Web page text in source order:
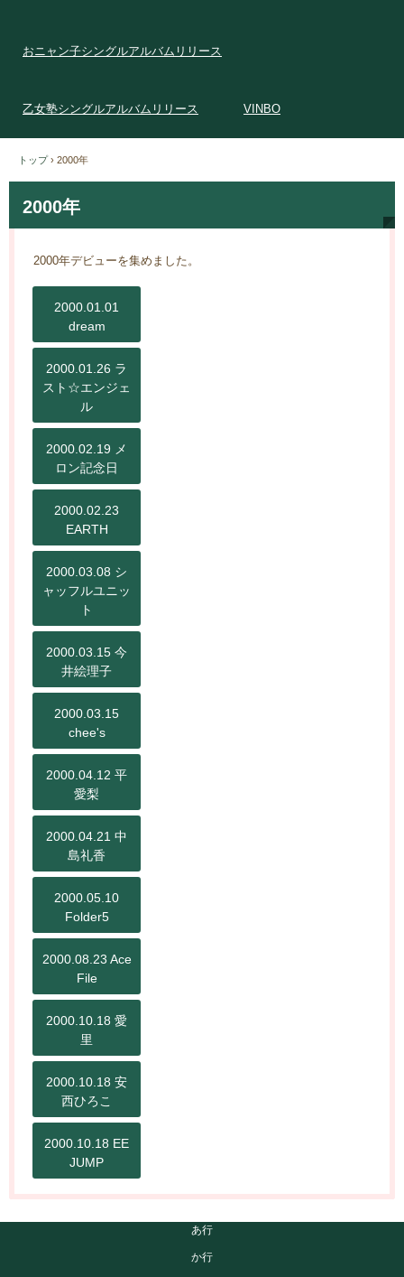
おニャン子シングルアルバムリリース
乙女塾シングルアルバムリリース VINBO
トップ › 2000年
2000年
2000年デビューを集めました。
2000.01.01
dream
2000.01.26 ラ
スト☆エンジェ
ル
2000.02.19 メ
ロン記念日
2000.02.23
EARTH
2000.03.08 シ
ャッフルユニッ
ト
2000.03.15 今
井絵理子
2000.03.15
chee's
2000.04.12 平
愛梨
2000.04.21 中
島礼香
2000.05.10
Folder5
2000.08.23 Ace
File
2000.10.18 愛
里
2000.10.18 安
西ひろこ
2000.10.18 EE
JUMP
あ行
か行